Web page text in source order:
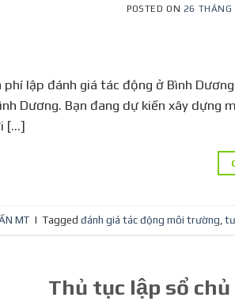
POSTED ON 26
phí lập đánh giá tác động ở Bình
Dương. Bạn đang dự kiến xây dựng
[…]
MT | Tagged đánh giá tác động môi trường
Thủ tục lập sổ